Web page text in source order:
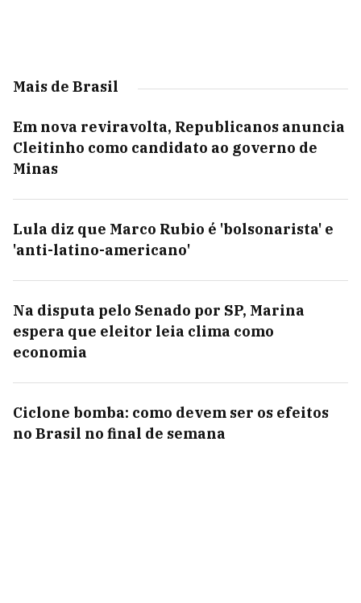
Mais de Brasil
Em nova reviravolta, Republicanos anuncia
Cleitinho como candidato ao governo de
Minas
Lula diz que Marco Rubio é 'bolsonarista' e
'anti-latino-americano'
Na disputa pelo Senado por SP, Marina
espera que eleitor leia clima como
economia
Ciclone bomba: como devem ser os efeitos
no Brasil no final de semana